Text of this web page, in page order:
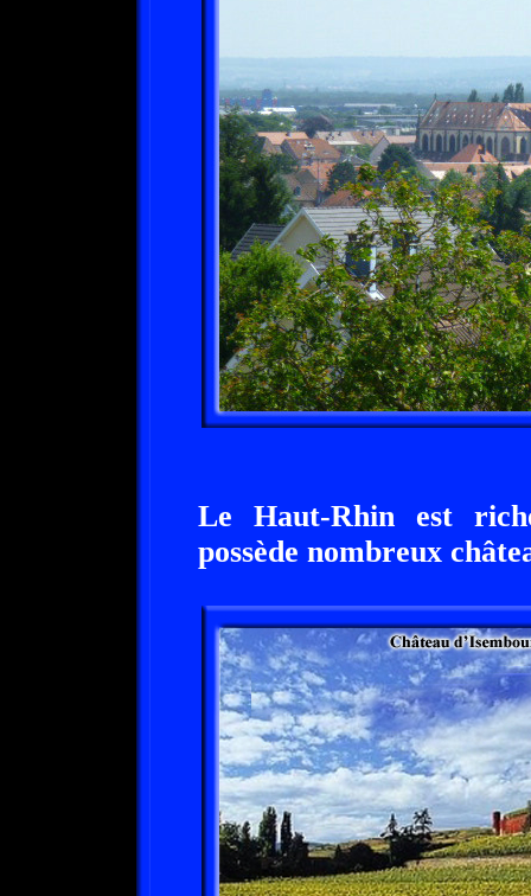
Le Haut-Rhin est
possède nombreux